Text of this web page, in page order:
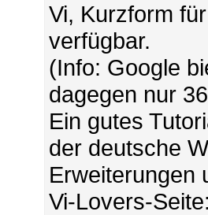
Vi, Kurzform
verfügbar.
(Info: Google
dagegen nur
Ein gutes
der deutsche
Erweiterungen
Vi-Lovers-Seite: